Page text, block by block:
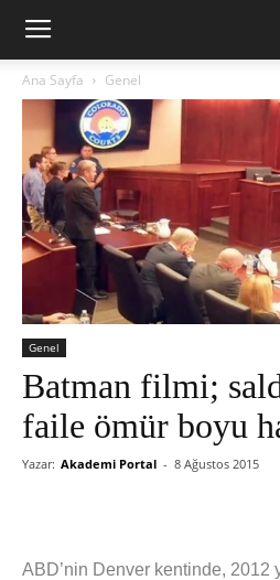
Ana Sayfa Genel
Genel
Batman filmi;
faile ömür boyu
Yazar: Akademi Portal - 8 Ağustos 2015
ABD’nin Denver kentinde, 2012